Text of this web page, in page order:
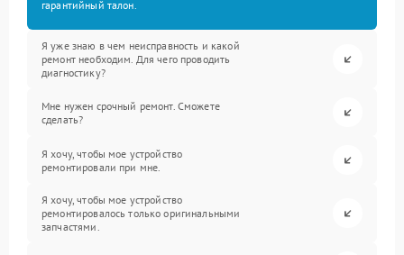
гарантийный талон.
Я уже знаю в чем неисправность и какой
ремонт необходим. Для чего проводить
диагностику?
Мне нужен срочный ремонт. Сможете
сделать?
Я хочу, чтобы мое устройство
ремонтировали при мне.
Я хочу, чтобы мое устройство
ремонтировалось только оригинальными
запчастями.